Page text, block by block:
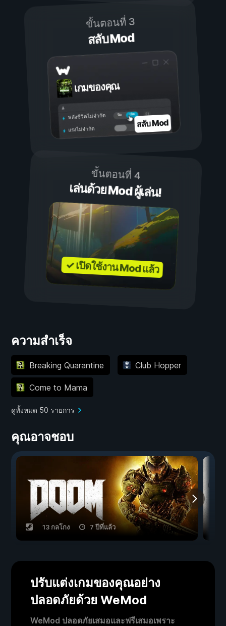
ขั้นตอนที่ 3
สลับ Mod
เกมของคุณ
เปิด
ปิด
พลังชีวิตไม่จำกัด
แรงไม่จำกัด สลับ Mod
ขั้นตอนที่ 4
เล่นด้วย Mod ผู้เล่น!
✓ เปิดใช้งาน Mod แล้ว
ความสำเร็จ
Breaking Quarantine Club Hopper
Come to Mama
ดูทั้งหมด 50 รายการ
คุณอาจชอบ
13 กลโกง 7 ปีที่แล้ว
ปรับแต่งเกมของคุณอย่าง
ปลอดภัยด้วย WeMod
WeMod ปลอดภัยเสมอและฟรีเสมอเพราะ